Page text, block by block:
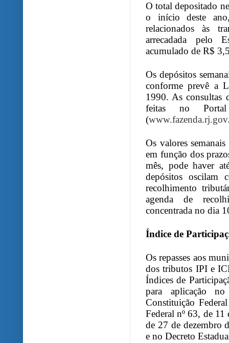
O total depositado
o início deste
relacionados às
arrecadada pelo
acumulado de R$
Os depósitos
conforme prevê a
1990. As consultas
feitas no
(
Os valores
em função dos
mês, pode haver
depósitos oscilam
recolhimento
agenda de
concentrada no dia
Índice de
Os repasses aos
dos tributos IPI e
Índices de
para aplicação
Constituição
Federal nº 63, de
de 27 de dezembro
e no Decreto